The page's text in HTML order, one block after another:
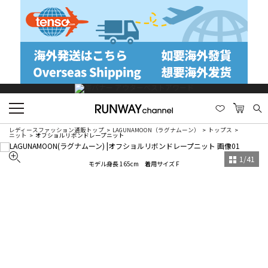
レディースファッション通販トップ LAGUNAMOON（ラグナムーン） トップス
ニット オフショルリボンドレープニット
モデル身長 165cm 着用サイズ F 1 /41